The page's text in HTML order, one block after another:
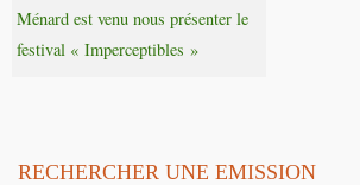
Ménard est venu nous présenter le
festival « Imperceptibles »
RECHERCHER UNE EMISSION